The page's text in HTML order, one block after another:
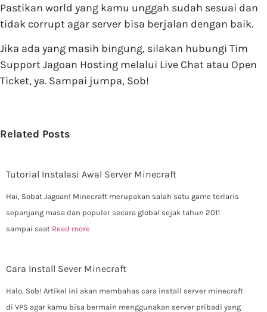
Pastikan world yang kamu unggah sudah sesuai dan
tidak corrupt agar server bisa berjalan dengan baik.
Jika ada yang masih bingung, silakan hubungi Tim
Support Jagoan Hosting melalui Live Chat atau Open
Ticket, ya. Sampai jumpa, Sob!
Related Posts
Tutorial Instalasi Awal Server Minecraft
Hai, Sobat Jagoan! Minecraft merupakan salah satu game terlaris
sepanjang masa dan populer secara global sejak tahun 2011
sampai saat Read more
Cara Install Sever Minecraft
Halo, Sob! Artikel ini akan membahas cara install server minecraft
di VPS agar kamu bisa bermain menggunakan server pribadi yang